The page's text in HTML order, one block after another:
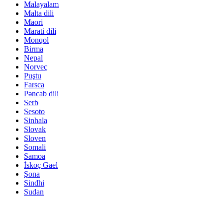
Malayalam
Malta dili
Maori
Marati dili
Monqol
Birma
Nepal
Norveç
Puştu
Farsca
Pəncab dili
Serb
Sesoto
Sinhala
Slovak
Sloven
Somali
Samoa
İskoç Gael
Şona
Sindhi
Sudan